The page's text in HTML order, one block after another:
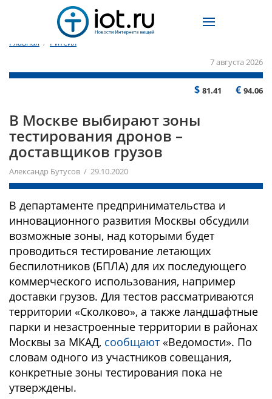
Главная / Ритейл
7 августа 2026
$ 81.41 € 94.06
В Москве выбирают зоны
тестирования дронов –
доставщиков грузов
Александр Бутусов / 29.10.2020
В департаменте предпринимательства и
инновационного развития Москвы обсудили
возможные зоны, над которыми будет
проводиться тестирование летающих
беспилотников (БПЛА) для их последующего
коммерческого использования, например
доставки грузов. Для тестов рассматриваются
территории «Сколково», а также ландшафтные
парки и незастроенные территории в районах
Москвы за МКАД, сообщают «Ведомости». По
словам одного из участников совещания,
конкретные зоны тестирования пока не
утверждены.